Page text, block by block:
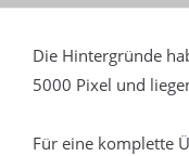
Die Hintergründe
5000 Pixel und
Für eine komplette